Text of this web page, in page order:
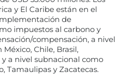
y El Caribe están en el
de
impuestos al carbono y
compensación, a nivel
Chile, Brasil,
a nivel subnacional como
Tamaulipas y Zacatecas.